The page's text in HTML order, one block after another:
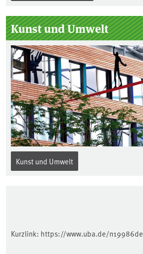
Kunst und Umwelt
Kunst und Umwelt
Kurzlink: https://www.uba.de/n19986de